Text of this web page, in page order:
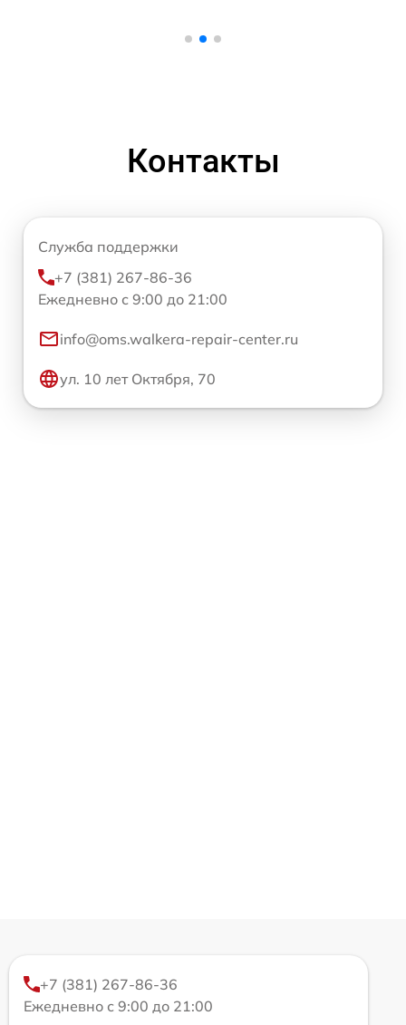
Контакты
Служба поддержки
+7 (381) 267-86-36
Ежедневно с 9:00 до 21:00
info@oms.walkera-repair-center.ru
ул. 10 лет Октября, 70
+7 (381) 267-86-36
Ежедневно с 9:00 до 21:00